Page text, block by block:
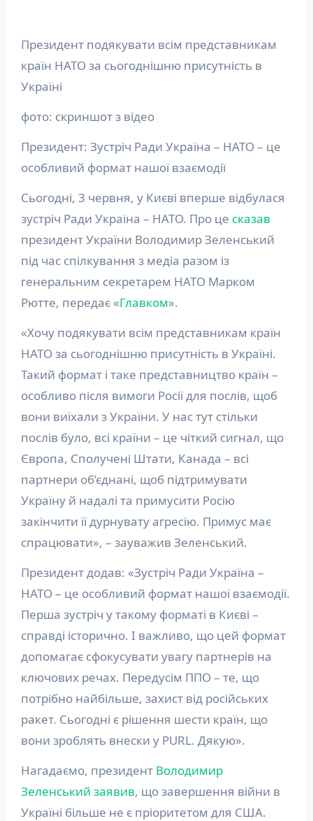
Президент подякувати всім представникам
країн НАТО за сьогоднішню присутність в
Україні
фото: скриншот з відео
Президент: Зустріч Ради Україна – НАТО – це
особливий формат нашої взаємодії
Сьогодні, 3 червня, у Києві вперше відбулася
зустріч Ради Україна – НАТО. Про це сказав
президент України Володимир Зеленський
під час спілкування з медіа разом із
генеральним секретарем НАТО Марком
Рютте, передає «Главком».
«Хочу подякувати всім представникам країн
НАТО за сьогоднішню присутність в Україні.
Такий формат і таке представництво країн –
особливо після вимоги Росії для послів, щоб
вони виїхали з України. У нас тут стільки
послів було, всі країни – це чіткий сигнал, що
Європа, Сполучені Штати, Канада – всі
партнери об’єднані, щоб підтримувати
Україну й надалі та примусити Росію
закінчити її дурнувату агресію. Примус має
спрацювати», – зауважив Зеленський.
Президент додав: «Зустріч Ради Україна –
НАТО – це особливий формат нашої взаємодії.
Перша зустріч у такому форматі в Києві –
справді історично. І важливо, що цей формат
допомагає сфокусувати увагу партнерів на
ключових речах. Передусім ППО – те, що
потрібно найбільше, захист від російських
ракет. Сьогодні є рішення шести країн, що
вони зроблять внески у PURL. Дякую».
Нагадаємо, президент Володимир
Зеленський заявив, що завершення війни в
Україні більше не є пріоритетом для США.